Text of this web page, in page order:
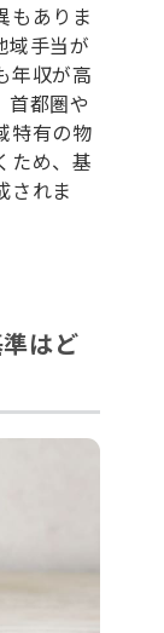
もありま
域手当が
年収が高
首都圏や
特有の物
ため、基
されま
はど